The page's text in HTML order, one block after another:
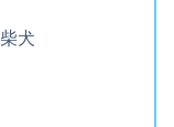
犬